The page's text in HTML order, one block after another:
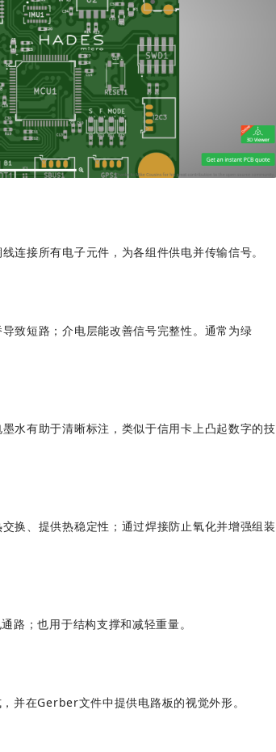
连接所有电子元件，为各组件供电并传输信号。
致短路；介电层能改善信号完整性。通常为绿
水有助于清晰标注，类似于信用卡上凸起数字的技
换、提供热稳定性；通过焊接防止氧化并增强组装
路；也用于结构支撑和减轻重量。
并在Gerber文件中提供电路板的视觉外形。